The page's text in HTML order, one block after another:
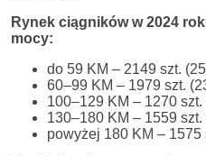
Rynek ciągników w 2024
mocy:
do 59 KM – 2149 szt.
60–99 KM – 1979 szt.
100–129 KM – 1270 szt.
130–180 KM – 1559 szt.
powyżej 180 KM – 1575